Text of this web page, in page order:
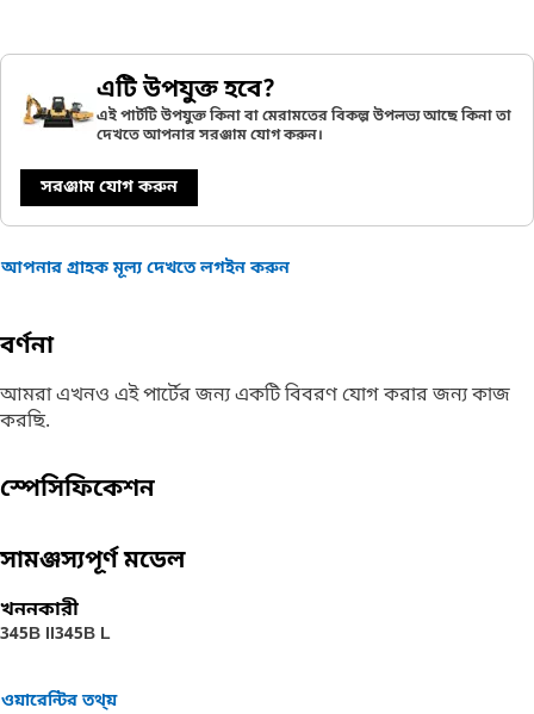
এটি উপযুক্ত হবে?
এই পার্টটি উপযুক্ত কিনা বা মেরামতের বিকল্প উপলভ্য আছে কিনা তা
দেখতে আপনার সরঞ্জাম যোগ করুন।
সরঞ্জাম যোগ করুন
আপনার গ্রাহক মূল্য দেখতে লগইন করুন
বর্ণনা
আমরা এখনও এই পার্টের জন্য একটি বিবরণ যোগ করার জন্য কাজ
করছি.
স্পেসিফিকেশন
সামঞ্জস্যপূর্ণ মডেল
খননকারী
345B II345B L
ওয়ারেন্টির তথ্য়